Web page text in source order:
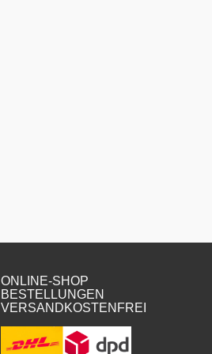
ONLINE-SHOP
BESTELLUNGEN
VERSANDKOSTENFREI